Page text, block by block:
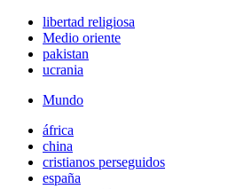
libertad religiosa
Medio oriente
pakistan
ucrania
Mundo
áfrica
china
cristianos perseguidos
españa